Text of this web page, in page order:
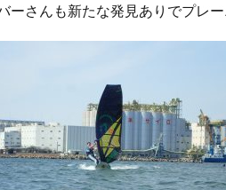
ーさんも新たな発見ありでプレ